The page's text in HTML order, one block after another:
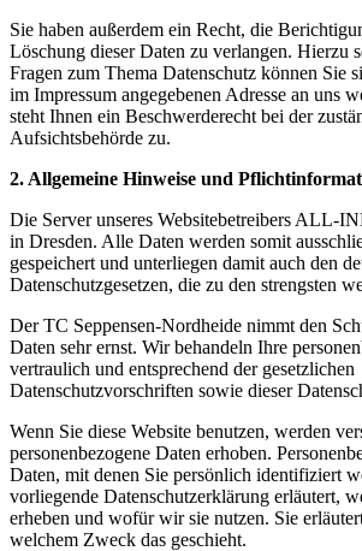
Sie haben außerdem ein Recht, die
Löschung dieser Daten zu verlangen. Hierzu
Fragen zum Thema Datenschutz können Sie
im Impressum angegebenen Adresse an uns
steht Ihnen ein Beschwerderecht bei der
Aufsichtsbehörde zu.
2. Allgemeine Hinweise und
Die Server unseres Websitebetreibers ALL-
in Dresden. Alle Daten werden somit
gespeichert und unterliegen damit auch den
Datenschutzgesetzen, die zu den strengsten
Der TC Seppensen-Nordheide nimmt den
Daten sehr ernst. Wir behandeln Ihre
vertraulich und entsprechend der gesetzlichen
Datenschutzvorschriften sowie dieser
Wenn Sie diese Website benutzen, werden
personenbezogene Daten erhoben.
Daten, mit denen Sie persönlich identifiziert
vorliegende Datenschutzerklärung erläutert,
erheben und wofür wir sie nutzen. Sie
welchem Zweck das geschieht.